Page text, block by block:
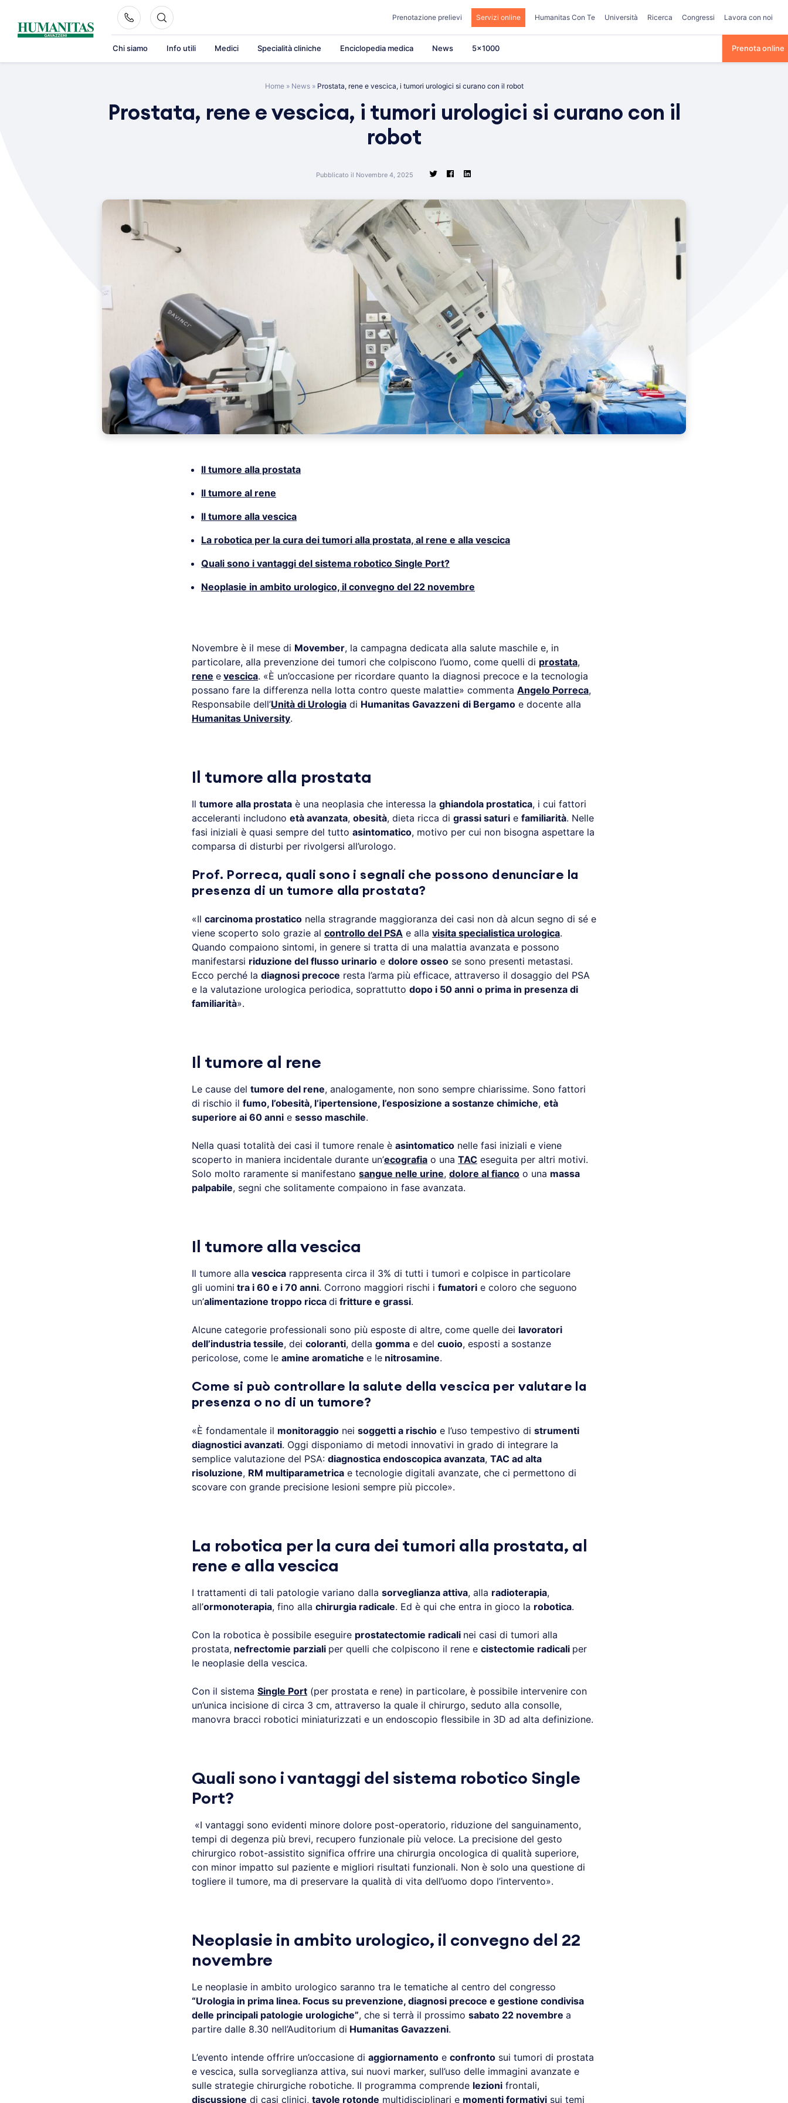
content
Prenotazione prelievi Servizi online Humanitas Con Te Università Ricerca Congressi Lavora con noi
Chi siamo Info utili Medici Specialità cliniche Enciclopedia medica News 5×1000 Prenota online
Home» News» Prostata, rene e vescica, i tumori urologici si curano con il robot
Prostata, rene e vescica, i tumori urologici si curano con il
robot
Pubblicato il Novembre 4, 2025
Il tumore alla prostata
Il tumore al rene
Il tumore alla vescica
La robotica per la cura dei tumori alla prostata, al rene e alla vescica
Quali sono i vantaggi del sistema robotico Single Port?
Neoplasie in ambito urologico, il convegno del 22 novembre
Novembre è il mese di Movember, la campagna dedicata alla salute maschile e, in
particolare, alla prevenzione dei tumori che colpiscono l’uomo, come quelli di prostata,
rene e vescica. «È un’occasione per ricordare quanto la diagnosi precoce e la tecnologia
possano fare la differenza nella lotta contro queste malattie» commenta Angelo Porreca,
Responsabile dell’Unità di Urologia di Humanitas Gavazzeni di Bergamo e docente alla
Humanitas University.
Il tumore alla prostata
Il tumore alla prostata è una neoplasia che interessa la ghiandola prostatica, i cui fattori
acceleranti includono età avanzata, obesità, dieta ricca di grassi saturi e familiarità. Nelle
fasi iniziali è quasi sempre del tutto asintomatico, motivo per cui non bisogna aspettare la
comparsa di disturbi per rivolgersi all’urologo.
Prof. Porreca, quali sono i segnali che possono denunciare la
presenza di un tumore alla prostata?
«Il carcinoma prostatico nella stragrande maggioranza dei casi non dà alcun segno di sé e
viene scoperto solo grazie al controllo del PSA e alla visita specialistica urologica.
Quando compaiono sintomi, in genere si tratta di una malattia avanzata e possono
manifestarsi riduzione del flusso urinario e dolore osseo se sono presenti metastasi.
Ecco perché la diagnosi precoce resta l’arma più efficace, attraverso il dosaggio del PSA
e la valutazione urologica periodica, soprattutto dopo i 50 anni o prima in presenza di
familiarità».
Il tumore al rene
Le cause del tumore del rene, analogamente, non sono sempre chiarissime. Sono fattori
di rischio il fumo, l’obesità, l’ipertensione, l’esposizione a sostanze chimiche, età
superiore ai 60 anni e sesso maschile.
Nella quasi totalità dei casi il tumore renale è asintomatico nelle fasi iniziali e viene
scoperto in maniera incidentale durante un’ecografia o una TAC eseguita per altri motivi.
Solo molto raramente si manifestano sangue nelle urine, dolore al fianco o una massa
palpabile, segni che solitamente compaiono in fase avanzata.
Il tumore alla vescica
Il tumore alla vescica rappresenta circa il 3% di tutti i tumori e colpisce in particolare
gli uomini tra i 60 e i 70 anni. Corrono maggiori rischi i fumatori e coloro che seguono
un’alimentazione troppo ricca di fritture e grassi.
Alcune categorie professionali sono più esposte di altre, come quelle dei lavoratori
dell’industria tessile, dei coloranti, della gomma e del cuoio, esposti a sostanze
pericolose, come le amine aromatiche e le nitrosamine.
Come si può controllare la salute della vescica per valutare la
presenza o no di un tumore?
«È fondamentale il monitoraggio nei soggetti a rischio e l’uso tempestivo di strumenti
diagnostici avanzati. Oggi disponiamo di metodi innovativi in grado di integrare la
semplice valutazione del PSA: diagnostica endoscopica avanzata, TAC ad alta
risoluzione, RM multiparametrica e tecnologie digitali avanzate, che ci permettono di
scovare con grande precisione lesioni sempre più piccole».
La robotica per la cura dei tumori alla prostata, al
rene e alla vescica
I trattamenti di tali patologie variano dalla sorveglianza attiva, alla radioterapia,
all’ormonoterapia, fino alla chirurgia radicale. Ed è qui che entra in gioco la robotica.
Con la robotica è possibile eseguire prostatectomie radicali nei casi di tumori alla
prostata, nefrectomie parziali per quelli che colpiscono il rene e cistectomie radicali per
le neoplasie della vescica.
Con il sistema Single Port (per prostata e rene) in particolare, è possibile intervenire con
un’unica incisione di circa 3 cm, attraverso la quale il chirurgo, seduto alla consolle,
manovra bracci robotici miniaturizzati e un endoscopio flessibile in 3D ad alta definizione.
Quali sono i vantaggi del sistema robotico Single
Port?
«I vantaggi sono evidenti minore dolore post-operatorio, riduzione del sanguinamento,
tempi di degenza più brevi, recupero funzionale più veloce. La precisione del gesto
chirurgico robot-assistito significa offrire una chirurgia oncologica di qualità superiore,
con minor impatto sul paziente e migliori risultati funzionali. Non è solo una questione di
togliere il tumore, ma di preservare la qualità di vita dell’uomo dopo l’intervento».
Neoplasie in ambito urologico, il convegno del 22
novembre
Le neoplasie in ambito urologico saranno tra le tematiche al centro del congresso
“Urologia in prima linea. Focus su prevenzione, diagnosi precoce e gestione condivisa
delle principali patologie urologiche”, che si terrà il prossimo sabato 22 novembre a
partire dalle 8.30 nell’Auditorium di Humanitas Gavazzeni.
L’evento intende offrire un’occasione di aggiornamento e confronto sui tumori di prostata
e vescica, sulla sorveglianza attiva, sui nuovi marker, sull’uso delle immagini avanzate e
sulle strategie chirurgiche robotiche. Il programma comprende lezioni frontali,
discussione di casi clinici, tavole rotonde multidisciplinari e momenti formativi sui temi